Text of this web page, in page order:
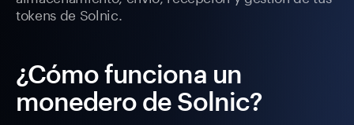
tokens de Solnic.
¿Cómo funciona un
monedero de Solnic?